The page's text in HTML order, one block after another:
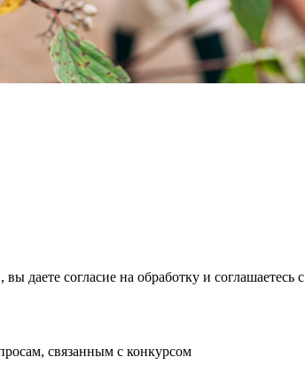
даете согласие на обработку и соглашаетесь c
связанным с конкурсом